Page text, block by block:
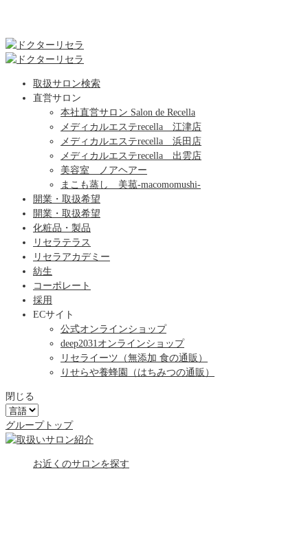
取扱サロン検索
直営サロン
本社直営サロン Salon de Recella
メディカルエステrecella 江津店
メディカルエステrecella 浜田店
メディカルエステrecella 出雲店
美容室 ノアヘアー
まこも蒸し 美菰-macomomushi-
開業・取扱希望
開業・取扱希望
化粧品・製品
リセラテラス
リセラアカデミー
紡生
コーポレート
採用
ECサイト
公式オンラインショップ
deep2031オンラインショップ
リセライーツ （無添加 食の通販）
りせらや養蜂園
（はちみつの通販）
閉じる
グループトップ
お近くのサロンを探す